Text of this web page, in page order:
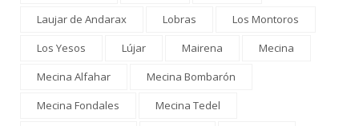
Laujar de Andarax
Lobras
Los Montoros
Los Yesos
Lújar Mairena
Mecina
Mecina Alfahar
Mecina Bombarón
Mecina Fondales
Mecina Tedel